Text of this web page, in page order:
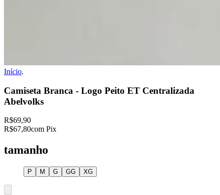
Início.
Camiseta Branca - Logo Peito ET Centralizada
Abelvolks
R$69,90
R$67,80com Pix
tamanho
P M G GG XG